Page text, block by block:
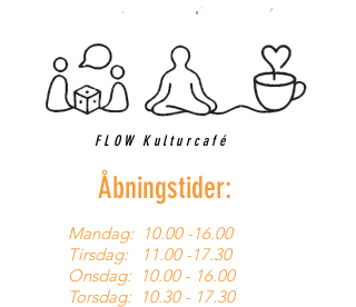
FLOW Kulturcafé
Åbningstider:
Mandag: 10.00 -16.00
Tirsdag:
11.00 -17.30
Onsdag: 10.00 - 16.00
Torsdag: 10.30 - 17.30